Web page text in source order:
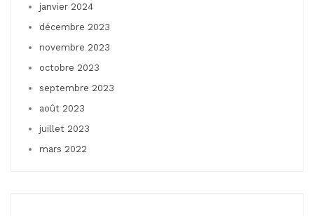
janvier 2024
décembre 2023
novembre 2023
octobre 2023
septembre 2023
août 2023
juillet 2023
mars 2022